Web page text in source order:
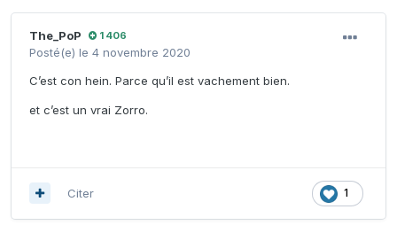
The_PoP 1 406
Posté(e) le 4 novembre 2020
C’est con hein. Parce qu’il est vachement bien.
et c’est un vrai Zorro.
1
Citer